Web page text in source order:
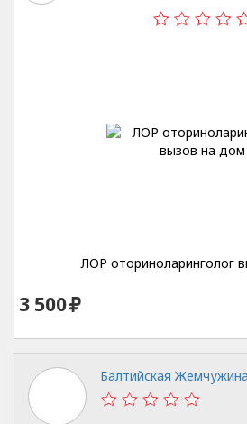
ЛОР оториноларинголог
3 500
Балтийская